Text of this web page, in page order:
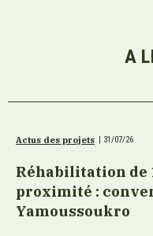
A
Actus des projets | 31/07/26
Réhabilitation de
proximité :
Yamoussoukro